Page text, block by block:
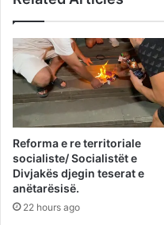
Reforma e re territoriale
socialiste/ Socialistët e
Divjakës djegin teserat e
anëtarësisë.
22 hours ago